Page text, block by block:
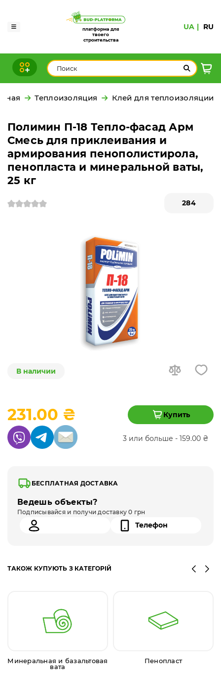
платформа для
твоего
строительства
UA RU
Теплоизоляция Клей для теплоизоляции
Полимин П-18 Тепло-фасад Арм
Смесь для приклеивания и
армирования пенополистирола,
пенопласта и минеральной ваты,
25 кг
284
В наличии
231.00 ₴ Купить
3 или больше - 159.00 ₴
БЕСПЛАТНАЯ ДОСТАВКА
Ведешь объекты?
Подписывайся и получи доставку 0 грн
ТАКОЖ КУПУЮТЬ З КАТЕГОРІЙ
Минеральная и базальтовая
вата
Пенопласт